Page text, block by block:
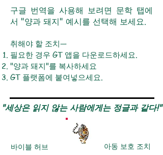
구글 번역을 사용해 보려면 문학 탭에
서 "양과 돼지" 예시를 선택해 보세요.
취해야 할 조치—
필요한 경우 GT 앱을 다운로드하세요.
"양과 돼지"를 복사하세요
GT 플랫폼에 붙여넣으세요.
"세상은 읽지 않는 사람에게는 정글과 같다!"
바이블 허브 아동 보호 조치